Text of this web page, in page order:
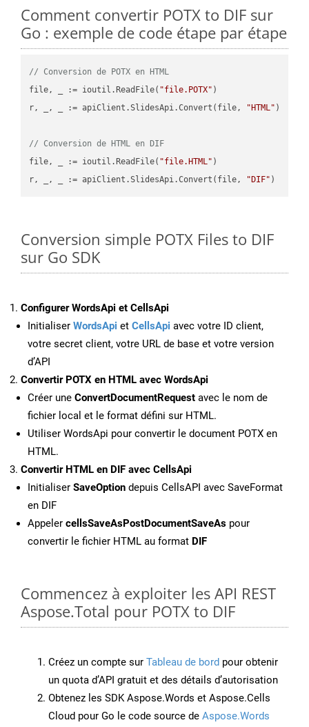
Comment convertir POTX to DIF sur
Go : exemple de code étape par étape
// Conversion de POTX en HTML
file, _ := ioutil.ReadFile( "file.POTX" )
r, _, _ := apiClient.SlidesApi.Convert(file,
"HTML" )
// Conversion de HTML en DIF
file, _ := ioutil.ReadFile( "file.HTML" )
r, _, _ := apiClient.SlidesApi.Convert(file,
"DIF"
Conversion simple POTX Files to DIF
sur Go SDK
Configurer WordsApi et CellsApi
Initialiser WordsApi et CellsApi avec votre ID client,
votre secret client, votre URL de base et votre version
d’API
Convertir POTX en HTML avec WordsApi
Créer une ConvertDocumentRequest avec le nom de
fichier local et le format défini sur HTML.
Utiliser WordsApi pour convertir le document POTX en
HTML.
Convertir HTML en DIF avec CellsApi
Initialiser SaveOption depuis CellsAPI avec SaveFormat
en DIF
Appeler cellsSaveAsPostDocumentSaveAs pour
convertir le fichier HTML au format DIF
Commencez à exploiter les API REST
Aspose.Total pour POTX to DIF
Créez un compte sur Tableau de bord pour obtenir
un quota d’API gratuit et des détails d’autorisation
Obtenez les SDK Aspose.Words et Aspose.Cells
Cloud pour Go le code source de Aspose.Words